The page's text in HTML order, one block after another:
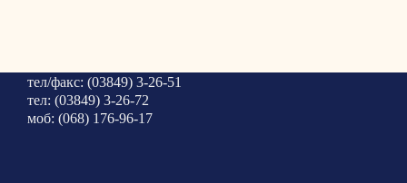
тел/факс: (03849) 3-26-51
тел: (03849) 3-26-72
моб: (068) 176-96-17